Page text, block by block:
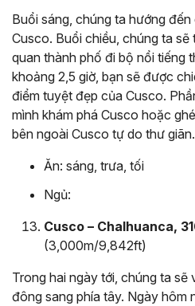
Buổi sáng, chúng ta hướng
Cusco. Buổi chiều, chúng ta
quan thành phố đi bộ nổi tiếng
khoảng 2,5 giờ, bạn sẽ được
điểm tuyệt đẹp của Cusco.
mình khám phá Cusco hoặc
bên ngoài Cusco tự do thư giãn.
Ăn: sáng, trưa, tối
Ngủ:
Cusco – Chalhuanca,
(3,000m/9,842ft)
Trong hai ngày tới, chúng ta
đông sang phía tây. Ngày hôm